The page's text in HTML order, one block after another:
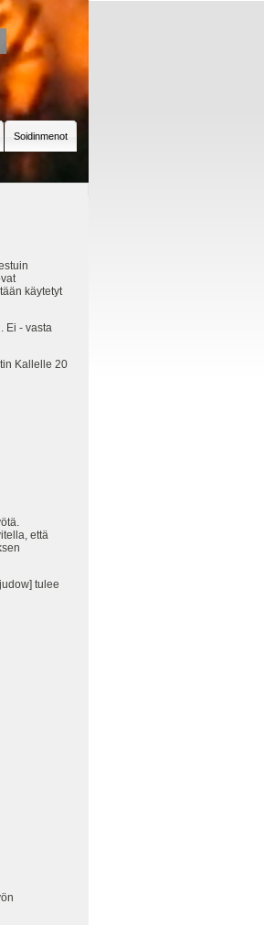
Soidinmenot
käytetyt
Ei - vasta
Kallelle 20
että
tulee